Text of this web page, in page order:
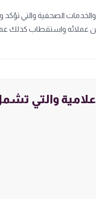
والخدمات الصحفية والتي
عملائه واستقطاب كذلك
والتي